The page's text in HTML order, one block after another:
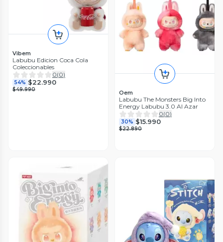
Vibem
Labubu Edicion Coca Cola
Coleccionables
0(0)
54% $22.990
$49.990 Oem
Labubu The Monsters Big Into
Energy Labubu 3.0 Al Azar
0(0)
30% $15.990
$22.890